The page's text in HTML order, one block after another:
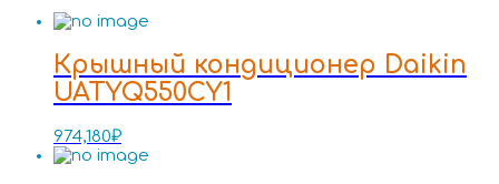
Крышный кондиционер Daikin
UATYQ550CY1
974,180₽